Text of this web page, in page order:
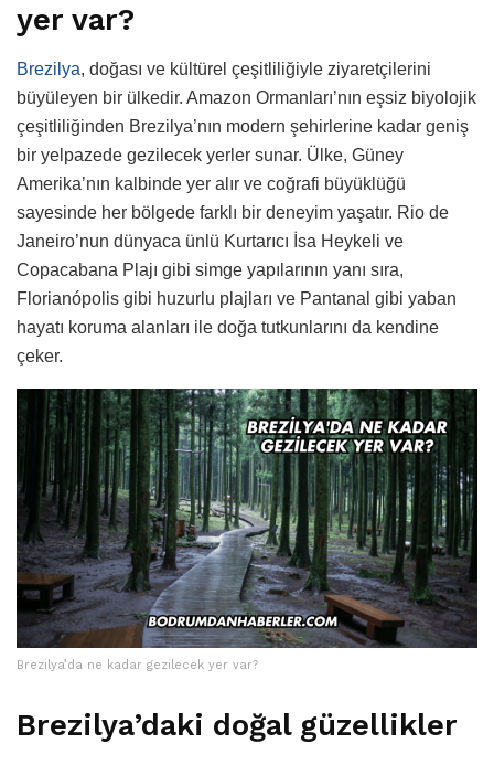
yer var?
Brezilya, doğası ve kültürel çeşitliliğiyle ziyaretçilerini
büyüleyen bir ülkedir. Amazon Ormanları’nın eşsiz biyolojik
çeşitliliğinden Brezilya’nın modern şehirlerine kadar geniş
bir yelpazede gezilecek yerler sunar. Ülke, Güney
Amerika’nın kalbinde yer alır ve coğrafi büyüklüğü
sayesinde her bölgede farklı bir deneyim yaşatır. Rio de
Janeiro’nun dünyaca ünlü Kurtarıcı İsa Heykeli ve
Copacabana Plajı gibi simge yapılarının yanı sıra,
Florianópolis gibi huzurlu plajları ve Pantanal gibi yaban
hayatı koruma alanları ile doğa tutkunlarını da kendine
çeker.
Brezilya’da ne kadar gezilecek yer var?
Brezilya’daki doğal güzellikler